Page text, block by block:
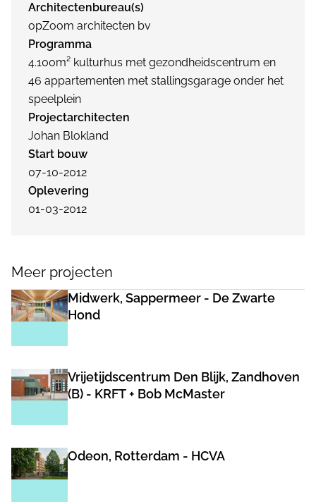
Architectenbureau(s)
opZoom architecten bv
Programma
4.100m² kulturhus met gezondheidscentrum en
46 appartementen met stallingsgarage onder het
speelplein
Projectarchitecten
Johan Blokland
Start bouw
07-10-2012
Oplevering
01-03-2012
Meer projecten
Midwerk, Sappermeer - De Zwarte
Hond
Vrijetijdscentrum Den Blijk, Zandhoven
(B) - KRFT + Bob McMaster
Odeon, Rotterdam - HCVA